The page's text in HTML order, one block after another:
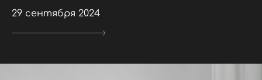
29 сентября 2024